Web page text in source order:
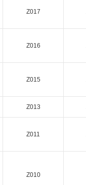
Z017
Z016
Z015
Z013
Z011
Z010